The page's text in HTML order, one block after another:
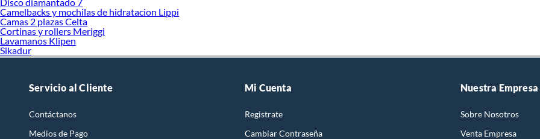
Camelbacks y mochilas de hidratacion Lippi
Camas 2 plazas Celta
Cortinas y rollers Meriggi
Lavamanos Klipen
Sikadur
Servicio al Cliente
Contáctanos
Medios de Pago
Mi Cuenta
Registrate
Cambiar Contraseña
Nuestra Empresa
Sobre Nosotros
Venta Empresa